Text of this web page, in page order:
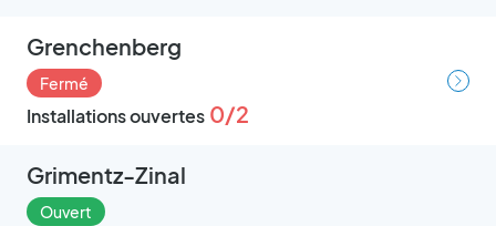
Grenchenberg
Fermé
Installations ouvertes 0/2
Grimentz-Zinal
Ouvert